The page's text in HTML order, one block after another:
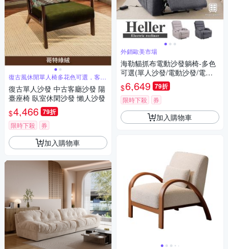
復古風休閒單人椅多花色可選，客廳
臥室適用
復古單人沙發 中古客廳沙發 陽
臺座椅 臥室休閑沙發 懶人沙發
$4,466 79折
限時下殺 券
加入購物車
外銷歐美市場
海勒貓抓布電動沙發躺椅-多色
可選(單人沙發/電動沙發/電動
躺椅/沙發躺椅/長照機構首選/美
容椅/美甲椅/附USB/Type-C插
槽/附雜誌側袋/杯架設計/布沙
發/單人椅/休閒椅/主人椅/椅子)
$6,649 79折
限時下殺 券
加入購物車